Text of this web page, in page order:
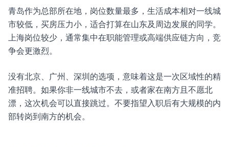
青岛作为总部所在地，岗位数量最多，生活成本相对一线城
市较低，买房压力小，适合打算在山东及周边发展的同学。
上海岗位较少，通常集中在职能管理或高端供应链方向，竞
争会更激烈。
没有北京、广州、深圳的选项，意味着这是一次区域性的精
准招聘。如果你非一线城市不去，或者家在南方且不愿北
漂，这次机会可以直接跳过。不要指望入职后有大规模的内
部转岗到南方的机会。